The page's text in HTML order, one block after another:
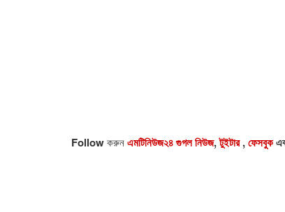
Followকরুনএমটিনিউজ২৪ গুগল নিউজ,টুইটার,ফেসবুক